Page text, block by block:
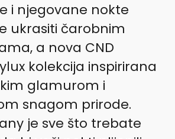
i njegovane nokte
ukrasiti čarobnim
a nova CND
kolekcija inspirirana
glamurom i
snagom prirode.
je sve što trebate